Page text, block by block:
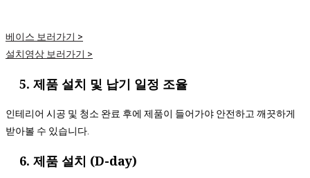
베이스 보러가기 >
설치영상 보러가기 >
제품 설치 및 납기 일정 조율
인테리어 시공 및 청소 완료 후에 제품이 들어가야 안전하고 깨끗하게
받아볼 수 있습니다.​
제품 설치 (D-day)​